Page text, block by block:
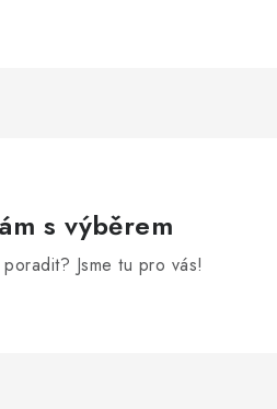
s výběrem
Jsme tu pro vás!